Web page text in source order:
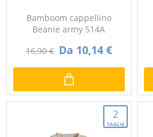
Bamboom cappellino
Beanie army 514A
16,90 € Da 10,14 €
2
TAGLIE